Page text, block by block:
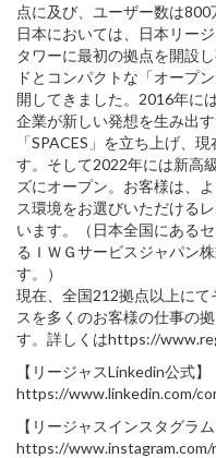
点に及び、ユーザー数は800
日本においては、日本リー
タワーに最初の拠点を開設
ドとコンパクトな「オープ
開してきました。2016年に
企業が新しい発想を生み出
「SPACES」を立ち上げ、
す。そして2022年には新高
ズにオープン。お客様は、
ス環境をお選びいただける
います。（日本全国にある
るＩＷＧサービスジャパン
す。）
現在、全国212拠点以上に
スを多くのお客様の仕事の
す。詳しくはhttps://
【リージャスLinkedin公式】
https://www.linkedin.com/
【リージャスインスタグラム
https://www.instagram.com/